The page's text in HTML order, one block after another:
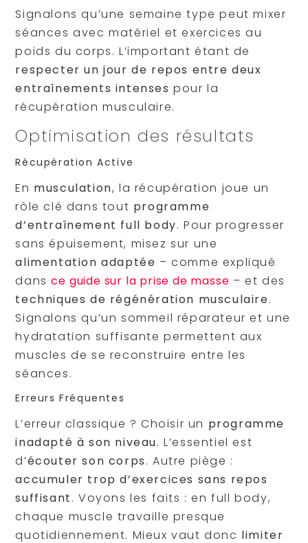
Signalons qu’une semaine type peut mixer
séances avec matériel et exercices au
poids du corps. L’important étant de
respecter un jour de repos entre deux
entraînements intenses pour la
récupération musculaire.
Optimisation des résultats
Récupération Active
En musculation, la récupération joue un
rôle clé dans tout programme
d’entraînement full body. Pour progresser
sans épuisement, misez sur une
alimentation adaptée – comme expliqué
dansce guide sur la prise de masse – et des
techniques de régénération musculaire.
Signalons qu’un sommeil réparateur et une
hydratation suffisante permettent aux
muscles de se reconstruire entre les
séances.
Erreurs Fréquentes
L’erreur classique ? Choisir un programme
inadapté à son niveau. L’essentiel est
d’écouter son corps. Autre piège :
accumuler trop d’exercices sans repos
suffisant. Voyons les faits : en full body,
chaque muscle travaille presque
quotidiennement. Mieux vaut donc limiter